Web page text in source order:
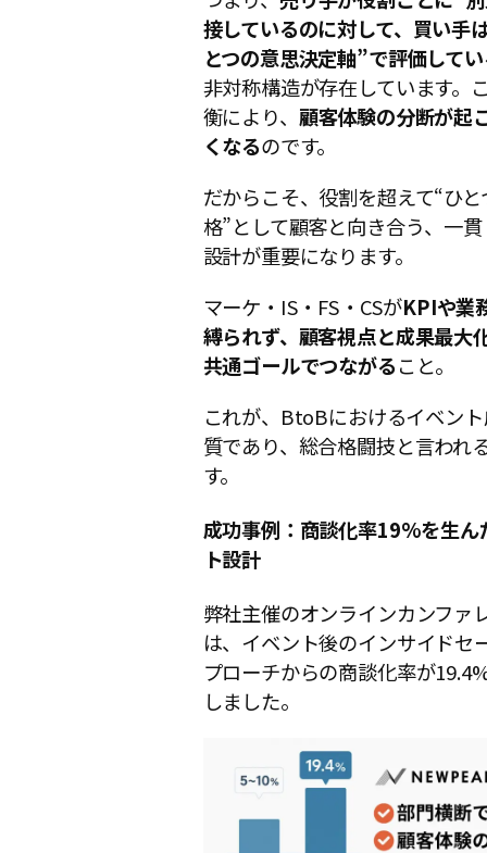
接しているのに対して、買い手
とつの意思決定軸”で評価して
非対称構造が存在しています。
衡により、 顧客体験の分断が起
くなるのです。
だからこそ、役割を超えて“ひ
格”として顧客と向き合う、一
設計が重要になります。
マーケ・IS・FS・CSがKPIや業
縛られず、顧客視点と成果最大
共通ゴールでつながること。
これが、BtoBにおけるイベン
質であり、総合格闘技と言われ
す。
成功事例：商談化率19%を生ん
ト設計
弊社主催のオンラインカンファ
は、イベント後のインサイドセ
プローチからの商談化率が
しました。